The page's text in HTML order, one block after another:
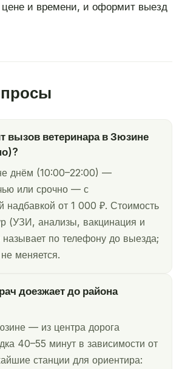
цене и времени, и оформит выезд
вызов ветеринара в Зюзине
днём (10:00–22:00) —
или срочно — с
надбавкой от 1 000 ₽. Стоимость
(УЗИ, анализы, вакцинация и
называет по телефону до выезда;
меняется.
доезжает до района
— из центра дорога
40–55 минут в зависимости от
станции для ориентира: